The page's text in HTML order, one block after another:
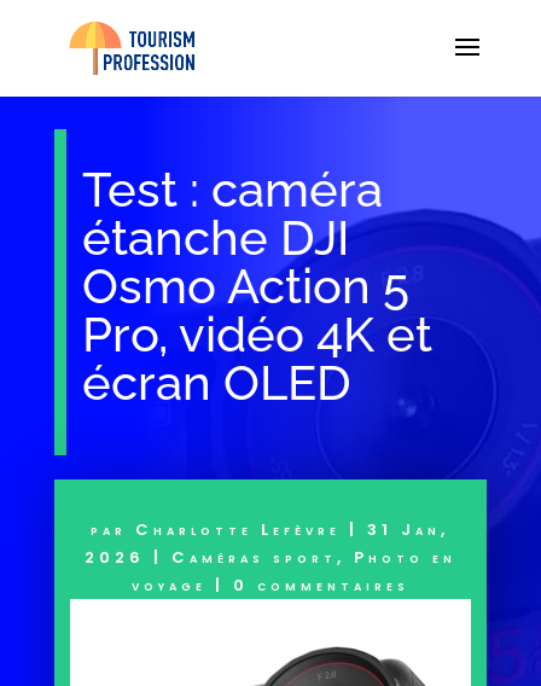
Test : caméra
étanche DJI
Osmo Action 5
Pro, vidéo 4K et
écran OLED
par Charlotte Lefèvre |31 Jan,
2026
| Caméras sport , Photo en
voyage
| 0 commentaires